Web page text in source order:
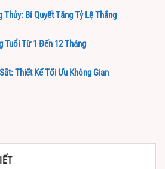
Bí Quyết Tăng Tỷ Lệ Thắng
Tuổi Từ 1 Đến 12 Tháng
Thiết Kế Tối Ưu Không Gian